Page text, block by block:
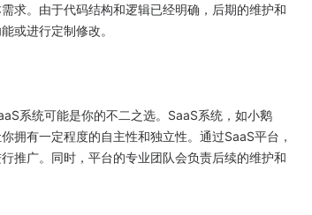
求。由于代码结构和逻辑已经明确，后期的维护和
或进行定制修改。
系统可能是你的不二之选。SaaS系统，如小鹅
拥有一定程度的自主性和独立性。通过SaaS平台，
推广。同时，平台的专业团队会负责后续的维护和